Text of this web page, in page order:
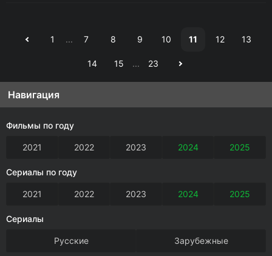
1 ... 7 8 9 10 11 12 13
14 15 ... 23
Навигация
Фильмы по году
2021 2022 2023 2024 2025
Сериалы по году
2021 2022 2023 2024 2025
Сериалы
Русские Зарубежные